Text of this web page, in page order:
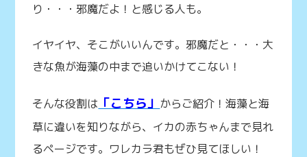
り・・・邪魔だよ！と感じる人も。
イヤイヤ、そこがいいんです。邪魔だと・・・大
きな魚が海藻の中まで追いかけてこない！
そんな役割は 「こちら」 からご紹介！海藻と海
草に違いを知りながら、イカの赤ちゃんまで見れ
るページです。ワレカラ君もぜひ見てほしい！